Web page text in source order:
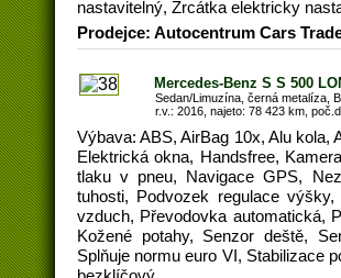
nastavitelný, Zrcátka elektricky
Prodejce: Autocentrum Cars
Mercedes-Benz S S 500
Sedan/Limuzína, černá metalíza,
r.v.: 2016, najeto: 78 423 km,
Výbava: ABS, AirBag 10x, Alu
Elektrická okna, Handsfree,
tlaku v pneu, Navigace GPS,
tuhosti, Podvozek regulace
vzduch, Převodovka automatická,
Kožené potahy, Senzor deště,
Splňuje normu euro VI, Stabilizace